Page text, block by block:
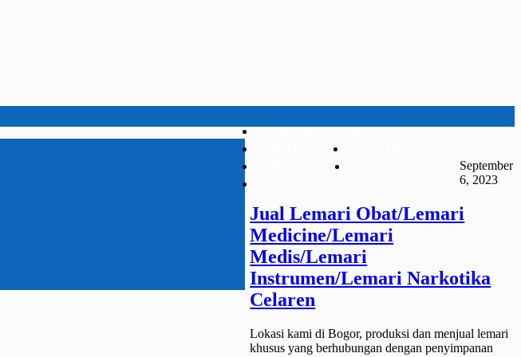
September
6, 2023
Jual Lemari Obat/Lemari
Medicine/Lemari
Medis/Lemari
Instrumen/Lemari Narkotika
Celaren
Lokasi kami di Bogor, produksi dan menjual lemari
khusus yang berhubungan dengan penyimpanan